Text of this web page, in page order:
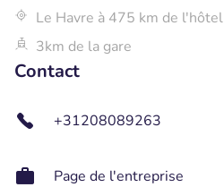
Le Havre à 475 km de l'hôtel
3km de la gare
Contact
+31208089263
Page de l'entreprise